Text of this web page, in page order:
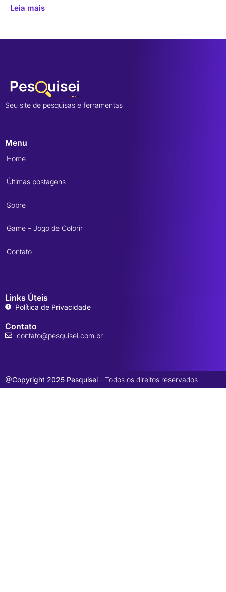
Leia mais
Seu site de pesquisas e ferramentas
Menu
Home
Últimas postagens
Sobre
Game – Jogo de Colorir
Contato
Links Úteis
Política de Privacidade
Contato
contato@pesquisei.com.br
@Copyright 2025 Pesquisei - Todos os direitos reservados